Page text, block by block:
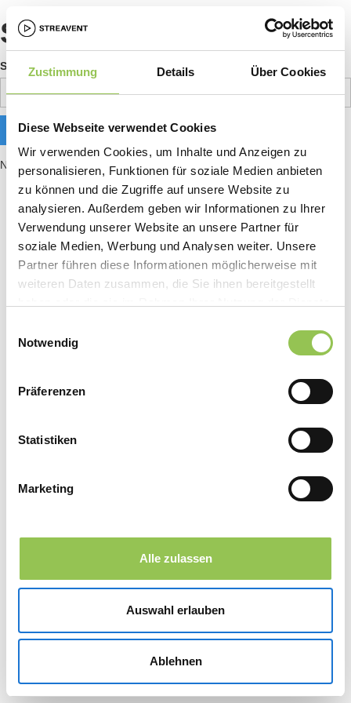
Zustimmung Details Über Cookies
Diese Webseite verwendet Cookies
Wir verwenden Cookies, um Inhalte und Anzeigen zu
personalisieren, Funktionen für soziale Medien anbieten
zu können und die Zugriffe auf unsere Website zu
analysieren. Außerdem geben wir Informationen zu Ihrer
Verwendung unserer Website an unsere Partner für
soziale Medien, Werbung und Analysen weiter. Unsere
Partner führen diese Informationen möglicherweise mit
weiteren Daten zusammen, die Sie ihnen bereitgestellt
Notwendig
Präferenzen
Statistiken
Marketing
Alle zulassen
Auswahl erlauben
Ablehnen
Search results
Search
No matching results.